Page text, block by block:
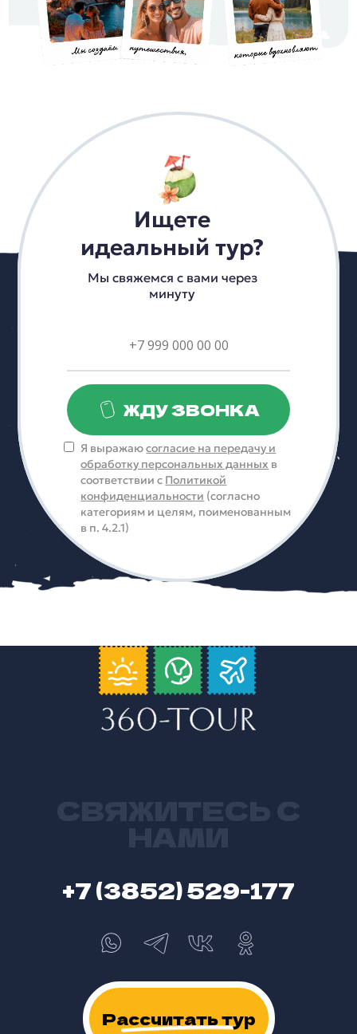
Ищете
идеальный тур?
Мы свяжемся с вами через
минуту
ЖДУ ЗВОНКА
Я выражаюсогласие на передачу и
обработку персональных данных в
соответствии с Политикой
конфиденциальности (согласно
категориям и целям, поименованным
в п. 4.2.1)
+7 (3852) 529-177
Рассчитать тур